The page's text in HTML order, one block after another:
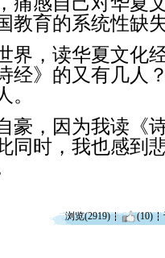
教育的系统性缺
界，读华夏文化
经》的又有几人
。
豪，因为我读《
同时，我也感到
浏览(2919) (10)